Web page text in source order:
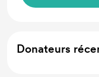
Donateurs